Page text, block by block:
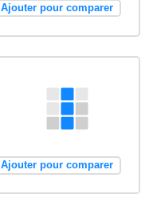
Ajouter pour comparer
Ajouter pour comparer